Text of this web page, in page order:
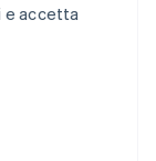
e accetta